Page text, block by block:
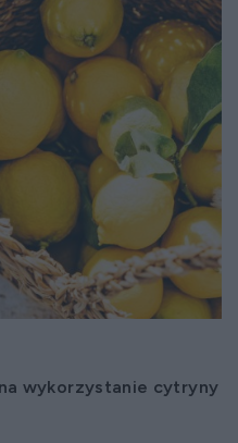
wykorzystanie cytryny